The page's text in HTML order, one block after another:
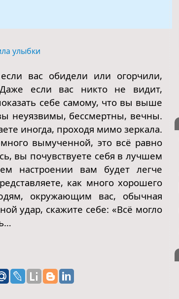
вас обидели или огорчили,
если вас никто не видит,
себе самому, что вы выше
неуязвимы, бессмертны, вечны.
иногда, проходя мимо зеркала.
вымученной, это всё равно
вы почувствуете себя в лучшем
настроении вам будет легче
как много хорошего
окружающим вас, обычная
удар, скажите себе: «Всё могло